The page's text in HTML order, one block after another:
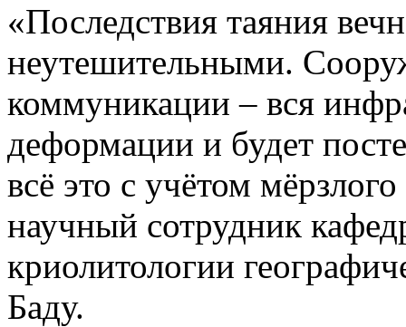
«Последствия таяния
неутешительными.
коммуникации – вся
деформации и будет
всё это с учётом
научный сотрудник
криолитологии
Баду.